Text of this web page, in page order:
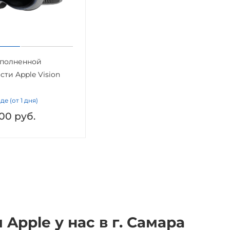
Apple Vision
(от 1 дня)
руб.
у нас в г. Самара